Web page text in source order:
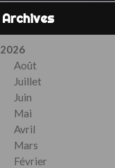
Archives
2026
Août
Juillet
Juin
Mai
Avril
Mars
Février